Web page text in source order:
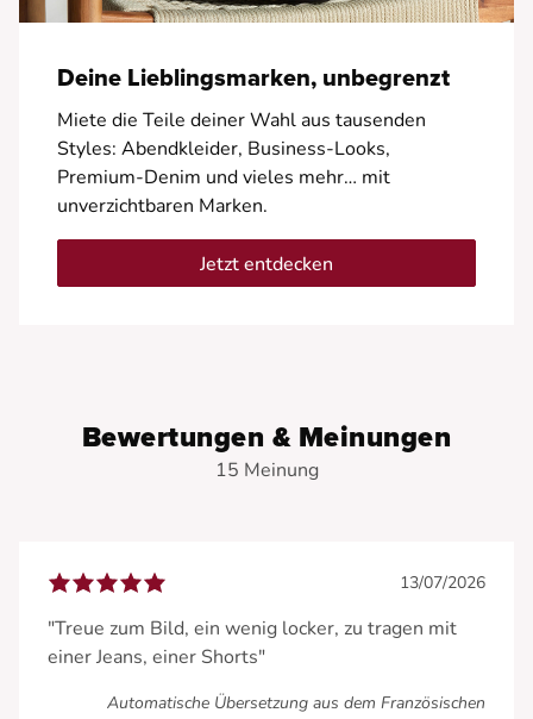
Deine Lieblingsmarken, unbegrenzt
Miete die Teile deiner Wahl aus tausenden
Styles: Abendkleider, Business-Looks,
Premium-Denim und vieles mehr… mit
unverzichtbaren Marken.
Jetzt entdecken
Bewertungen & Meinungen
15 Meinung
13/07/2026
"Treue zum Bild, ein wenig locker, zu tragen mit
einer Jeans, einer Shorts"
Automatische Übersetzung aus dem Französischen